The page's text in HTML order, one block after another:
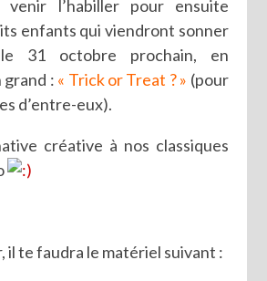
venir l’habiller pour ensuite
enfants qui viendront sonner
31 octobre prochain, en
grand : « Trick or Treat ? » (pour
d’entre-eux).
créative à nos classiques
il te faudra le matériel suivant :